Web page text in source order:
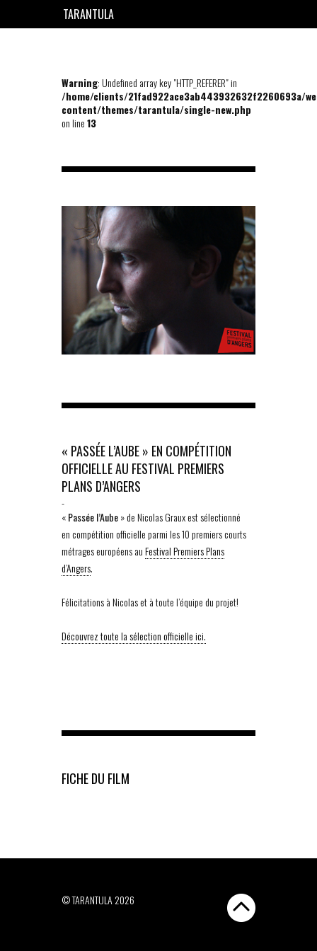
TARANTULA
Warning: Undefined array key "HTTP_REFERER" in
/home/clients/21fad922ace3ab443932632f2260693a/
content/themes/tarantula/single-new.php
on line13
« PASSÉE L’AUBE » EN COMPÉTITION
OFFICIELLE AU FESTIVAL PREMIERS
PLANS D’ANGERS
-
«Passée l’Aube» de Nicolas Graux est sélectionné
en compétition officielle parmi les 10 premiers courts
métrages européens auFestival Premiers Plans
d’Angers.
Félicitations à Nicolas et à toute l’équipe du projet!
Découvrez toute la sélection officielle ici.
FICHE DU FILM
© TARANTULA 2026